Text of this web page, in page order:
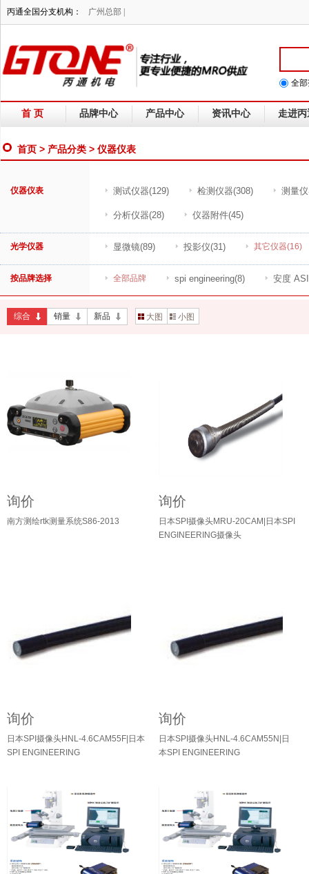
丙通全国分支机构： 广州总部 |
全
首 页 品牌中心 产品中心 资讯中心 走进丙
首页 > 产品分类 > 仪器仪表
仪器仪表 测试仪器(129) 检测仪器(308) 测量
分析仪器(28) 仪器附件(45)
光学仪器 显微镜(89) 投影仪(31) 其它仪器(16)
按品牌选择 全部品牌 spi engineering(8) 安度
综合 销量 新品 大图 小图
询价
南方测绘rtk测量系统S86-2013
询价
日本SPI摄像头MRU-20CAM|日本SPI
ENGINEERING摄像头
询价
日本SPI摄像头HNL-4.6CAM55F|日本
SPI ENGINEERING
询价
日本SPI摄像头HNL-4.6CAM55N|日
本SPI ENGINEERING